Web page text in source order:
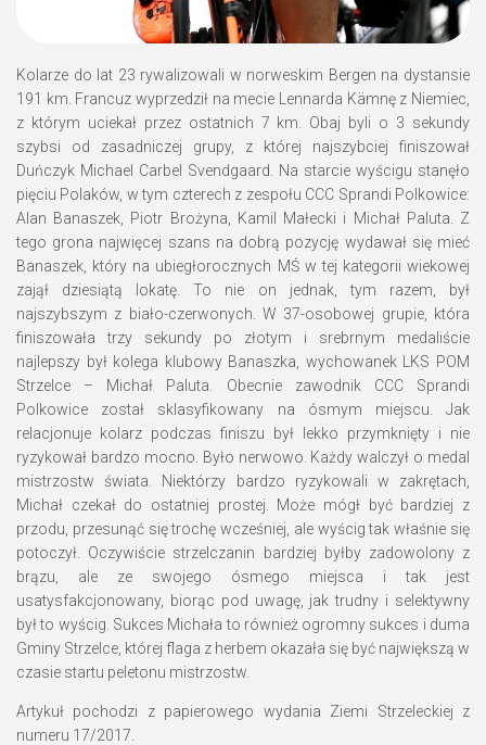
Kolarze do lat 23 rywalizowali w norweskim Bergen na dystansie
191 km. Francuz wyprzedził na mecie Lennarda Kämnę z Niemiec,
z którym uciekał przez ostatnich 7 km. Obaj byli o 3 sekundy
szybsi od zasadniczej grupy, z której najszybciej finiszował
Duńczyk Michael Carbel Svendgaard. Na starcie wyścigu stanęło
pięciu Polaków, w tym czterech z zespołu CCC Sprandi Polkowice:
Alan Banaszek, Piotr Brożyna, Kamil Małecki i Michał Paluta. Z
tego grona najwięcej szans na dobrą pozycję wydawał się mieć
Banaszek, który na ubiegłorocznych MŚ w tej kategorii wiekowej
zajął dziesiątą lokatę. To nie on jednak, tym razem, był
najszybszym z biało-czerwonych. W 37-osobowej grupie, która
finiszowała trzy sekundy po złotym i srebrnym medaliście
najlepszy był kolega klubowy Banaszka, wychowanek LKS POM
Strzelce – Michał Paluta. Obecnie zawodnik CCC Sprandi
Polkowice został sklasyfikowany na ósmym miejscu. Jak
relacjonuje kolarz podczas finiszu był lekko przymknięty i nie
ryzykował bardzo mocno. Było nerwowo. Każdy walczył o medal
mistrzostw świata. Niektórzy bardzo ryzykowali w zakrętach,
Michał czekał do ostatniej prostej. Może mógł być bardziej z
przodu, przesunąć się trochę wcześniej, ale wyścig tak właśnie się
potoczył. Oczywiście strzelczanin bardziej byłby zadowolony z
brązu, ale ze swojego ósmego miejsca i tak jest
usatysfakcjonowany, biorąc pod uwagę, jak trudny i selektywny
był to wyścig. Sukces Michała to również ogromny sukces i duma
Gminy Strzelce, której flaga z herbem okazała się być największą w
czasie startu peletonu mistrzostw.
Artykuł pochodzi z papierowego wydania Ziemi Strzeleckiej z
numeru 17/2017.